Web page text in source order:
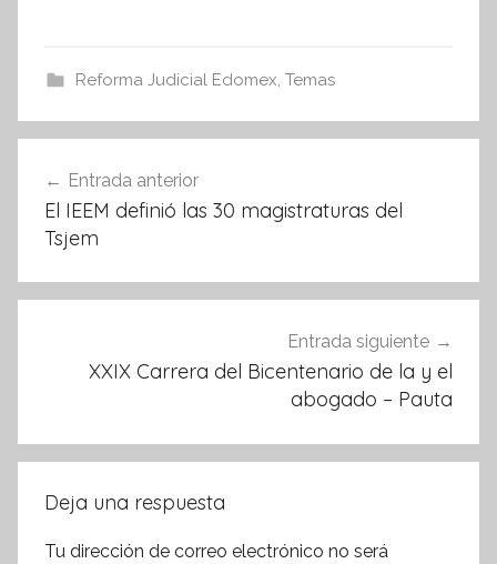
e
b
o
k
er s
A
p
Reforma Judicial Edomex, Temas
de
entradas
Entrada anterior
El IEEM definió las 30 magistraturas del
Tsjem
Entrada siguiente
XXIX Carrera del Bicentenario de la y el
abogado – Pauta
Deja una respuesta
Tu dirección de correo electrónico no será